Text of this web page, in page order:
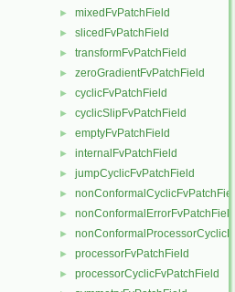
► mixedFvPatchField
► slicedFvPatchField
► transformFvPatchField
► zeroGradientFvPatchField
► cyclicFvPatchField
► cyclicSlipFvPatchField
► emptyFvPatchField
► internalFvPatchField
► jumpCyclicFvPatchField
► nonConformalCyclicFvPatchField
► nonConformalErrorFvPatchField
►
► processorFvPatchField
► processorCyclicFvPatchField